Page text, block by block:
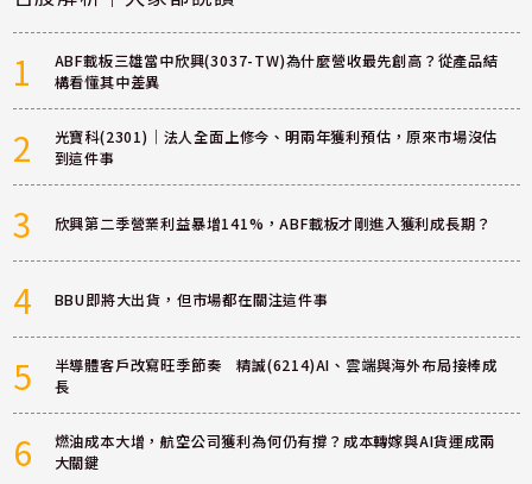
1
ABF載板三雄當中欣興(3037-TW)為什麼營收最先創高？從產品結
構看懂其中差異
2
光寶科(2301)｜法人全面上修今、明兩年獲利預估，原來市場沒估
到這件事
3 欣興第二季營業利益暴增141%，ABF載板才剛進入獲利成長期？
4 BBU即將大出貨，但市場都在關注這件事
5
半導體客戶改寫旺季節奏 精誠(6214)AI、雲端與海外布局接棒成
長
6
燃油成本大增，航空公司獲利為何仍有撐？成本轉嫁與AI貨運成兩
大關鍵